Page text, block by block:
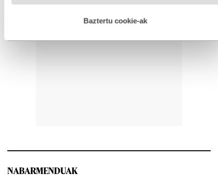
esplizitua ematen diguzu.Gehiago irakurri
Baztertu cookie-ak
NABARMENDUAK